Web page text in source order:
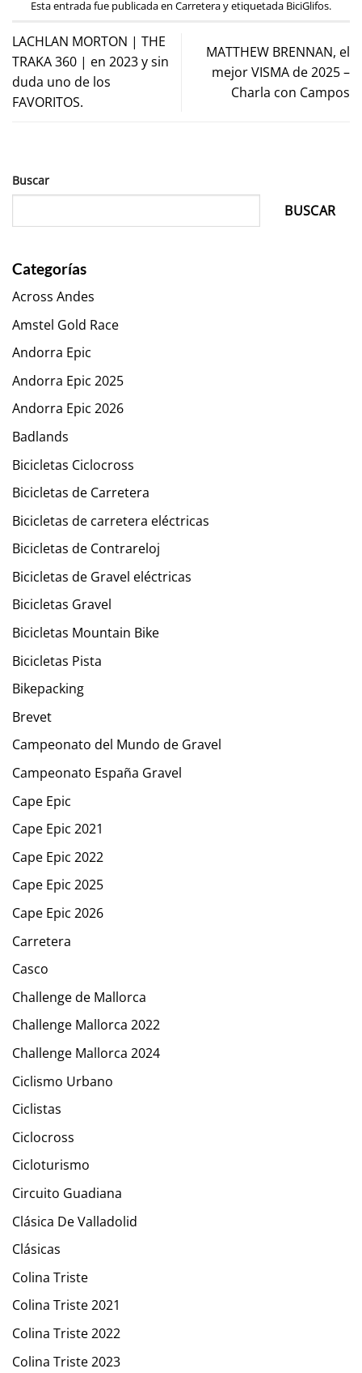
Esta entrada fue publicada en Carreteray etiquetada BiciGlifos.
LACHLAN MORTON | THE
TRAKA 360 | en 2023 y sin
duda uno de los
FAVORITOS.
MATTHEW BRENNAN, el
mejor VISMA de 2025 –
Charla con Campos
Buscar
BUSCAR
Categorías
Across Andes
Amstel Gold Race
Andorra Epic
Andorra Epic 2025
Andorra Epic 2026
Badlands
Bicicletas Ciclocross
Bicicletas de Carretera
Bicicletas de carretera eléctricas
Bicicletas de Contrareloj
Bicicletas de Gravel eléctricas
Bicicletas Gravel
Bicicletas Mountain Bike
Bicicletas Pista
Bikepacking
Brevet
Campeonato del Mundo de Gravel
Campeonato España Gravel
Cape Epic
Cape Epic 2021
Cape Epic 2022
Cape Epic 2025
Cape Epic 2026
Carretera
Casco
Challenge de Mallorca
Challenge Mallorca 2022
Challenge Mallorca 2024
Ciclismo Urbano
Ciclistas
Ciclocross
Cicloturismo
Circuito Guadiana
Clásica De Valladolid
Clásicas
Colina Triste
Colina Triste 2021
Colina Triste 2022
Colina Triste 2023